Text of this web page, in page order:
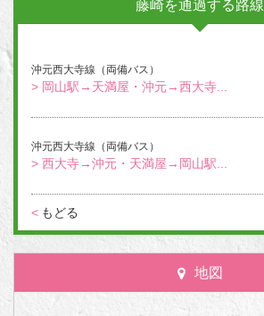
藤崎を通過する路線
沖元西大寺線（両備バス）
> 岡山駅→天満屋・沖元→西大寺...
沖元西大寺線（両備バス）
> 西大寺→沖元・天満屋→岡山駅...
< もどる
地図